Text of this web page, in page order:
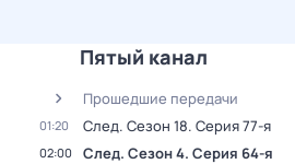
Пятый канал
Прошедшие передачи
01:20 След. Сезон 18. Серия 77-я
02:00 След. Сезон 4. Серия 64-я